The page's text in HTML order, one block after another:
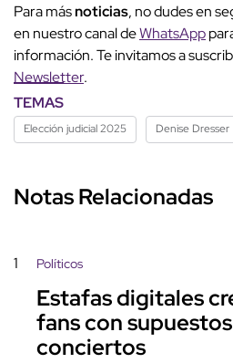
Para másnoticias, no dudes en
en nuestro canal deWhatsApp
información. Te invitamos a
Newsletter.
TEMAS
Elección judicial 2025 Denise Dresser
Notas Relacionadas
1 Políticos
Estafas digitales
fans con
conciertos